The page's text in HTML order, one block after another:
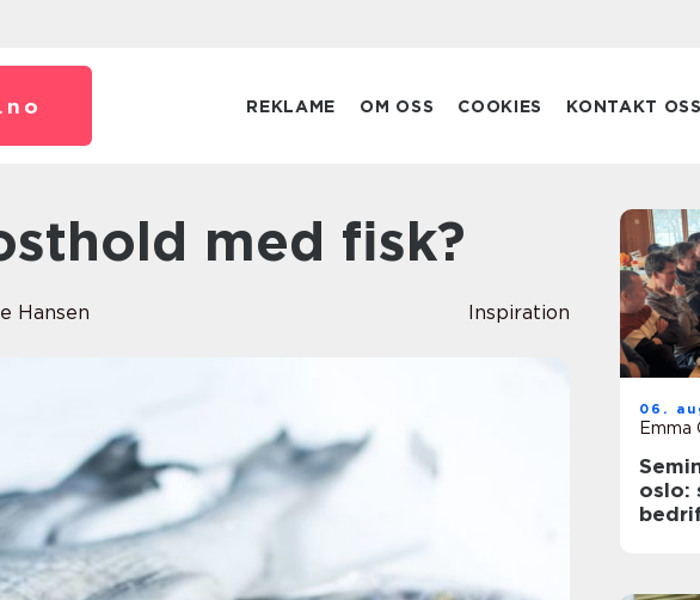
no REKLAME OM OSS COOKIES KONTAKT OSS
med fisk?
Hansen Inspiration
06.
Emma
oslo: